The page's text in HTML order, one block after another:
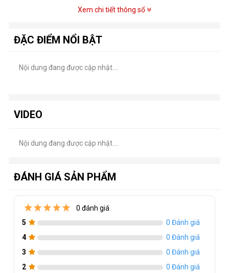
4 x PERIPHERAL (4-PIN)
Xem chi tiết thông số
ĐẶC ĐIỂM NỔI BẬT
Nội dung đang được cập nhật....
VIDEO
Nội dung đang được cập nhật....
ĐÁNH GIÁ SẢN PHẨM
0 đánh giá
5
0 Đánh giá
4
0 Đánh giá
3
0 Đánh giá
2
0 Đánh giá